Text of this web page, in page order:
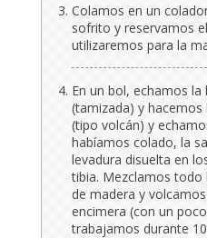
Colamos en un
sofrito y reservamos
utilizaremos para la
En un bol, echamos la
(tamizada) y
(tipo volcán) y
habíamos colado, la
levadura disuelta en
tibia. Mezclamos todo
de madera y
encimera (con un
trabajamos durante